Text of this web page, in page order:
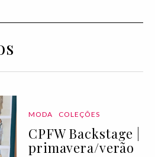
MODA COLEÇÕES
CPFW Backstage |
primavera/verão